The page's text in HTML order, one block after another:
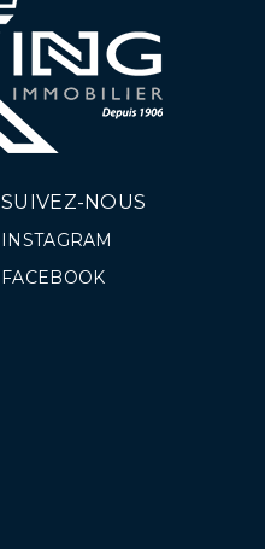
SUIVEZ-NOUS
INSTAGRAM
FACEBOOK